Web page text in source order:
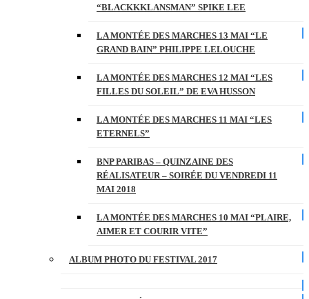
“BLACKKKLANSMAN” SPIKE LEE
LA MONTÉE DES MARCHES 13 MAI “LE
GRAND BAIN” PHILIPPE LELOUCHE
LA MONTÉE DES MARCHES 12 MAI “LES
FILLES DU SOLEIL” DE EVA HUSSON
LA MONTÉE DES MARCHES 11 MAI “LES
ETERNELS”
BNP PARIBAS – QUINZAINE DES
RÉALISATEUR – SOIRÉE DU VENDREDI 11
MAI 2018
LA MONTÉE DES MARCHES 10 MAI “PLAIRE,
AIMER ET COURIR VITE”
ALBUM PHOTO DU FESTIVAL 2017